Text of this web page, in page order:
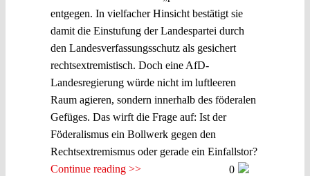
entgegen. In vielfacher Hinsicht bestätigt sie
damit die Einstufung der Landespartei durch
den Landesverfassungsschutz als gesichert
rechtsextremistisch. Doch eine AfD-
Landesregierung würde nicht im luftleeren
Raum agieren, sondern innerhalb des föderalen
Gefüges. Das wirft die Frage auf: Ist der
Föderalismus ein Bollwerk gegen den
Rechtsextremismus oder gerade ein Einfallstor?
Continue reading >>
0